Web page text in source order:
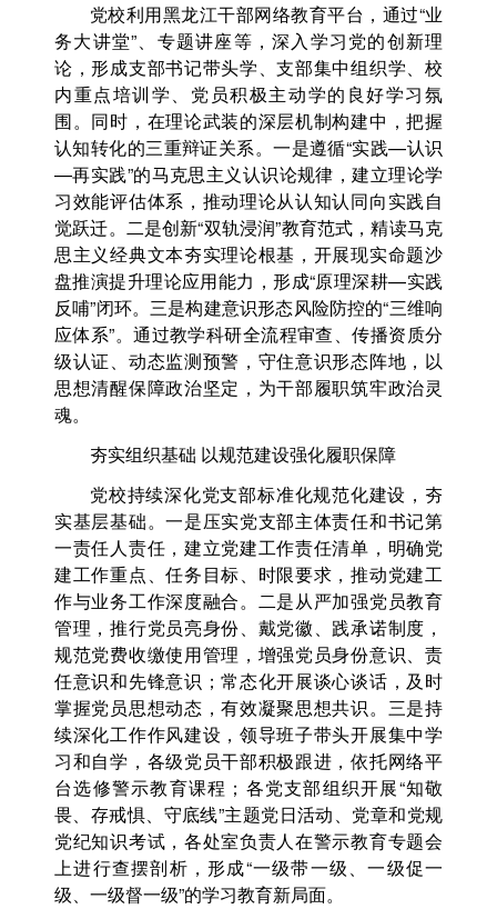
党校利用黑龙江干部网络教育平台，通过“业
务大讲堂”、专题讲座等，深入学习党的创新理
论，形成支部书记带头学、支部集中组织学、校
内重点培训学、党员积极主动学的良好学习氛
围。同时，在理论武装的深层机制构建中，把握
认知转化的三重辩证关系。一是遵循“实践—认识
—再实践”的马克思主义认识论规律，建立理论学
习效能评估体系，推动理论从认知认同向实践自
觉跃迁。二是创新“双轨浸润”教育范式，精读马克
思主义经典文本夯实理论根基，开展现实命题沙
盘推演提升理论应用能力，形成“原理深耕—实践
反哺”闭环。三是构建意识形态风险防控的“三维响
应体系”。通过教学科研全流程审查、传播资质分
级认证、动态监测预警，守住意识形态阵地，以
思想清醒保障政治坚定，为干部履职筑牢政治灵
魂。
夯实组织基础 以规范建设强化履职保障
党校持续深化党支部标准化规范化建设，夯
实基层基础。一是压实党支部主体责任和书记第
一责任人责任，建立党建工作责任清单，明确党
建工作重点、任务目标、时限要求，推动党建工
作与业务工作深度融合。二是从严加强党员教育
管理，推行党员亮身份、戴党徽、践承诺制度，
规范党费收缴使用管理，增强党员身份意识、责
任意识和先锋意识；常态化开展谈心谈话，及时
掌握党员思想动态，有效凝聚思想共识。三是持
续深化工作作风建设，领导班子带头开展集中学
习和自学，各级党员干部积极跟进，依托网络平
台选修警示教育课程；各党支部组织开展“知敬
畏、存戒惧、守底线”主题党日活动、党章和党规
党纪知识考试，各处室负责人在警示教育专题会
上进行查摆剖析，形成“一级带一级、一级促一
级、一级督一级”的学习教育新局面。